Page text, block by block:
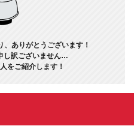
ありがとうございます！
し訳ございません…
をご紹介します！